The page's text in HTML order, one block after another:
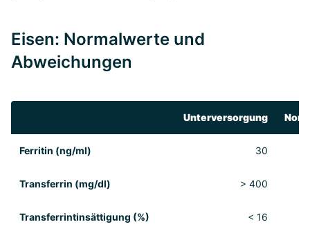
Eisen: Normalwerte und
Abweichungen
Unter­versorgung
Ferritin (ng/ml) 30
Trans­ferrin (mg/dl) > 400
Transferrintin­sättigung (%) < 16